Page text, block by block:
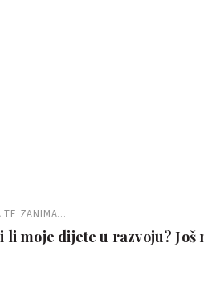
TE ZANIMA...
li moje dijete u razvoju? Još
li se zabrinuti